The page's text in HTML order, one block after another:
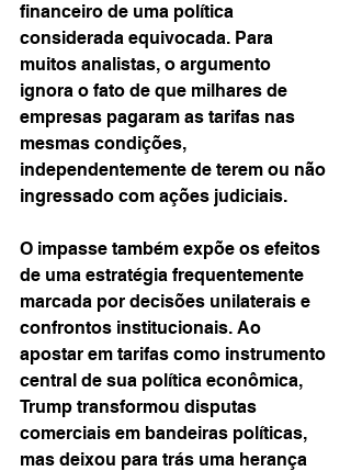
financeiro de uma política
considerada equivocada. Para
muitos analistas, o argumento
ignora o fato de que milhares de
empresas pagaram as tarifas nas
mesmas condições,
independentemente de terem ou não
ingressado com ações judiciais.
O impasse também expõe os efeitos
de uma estratégia frequentemente
marcada por decisões unilaterais e
confrontos institucionais. Ao
apostar em tarifas como instrumento
central de sua política econômica,
Trump transformou disputas
comerciais em bandeiras políticas,
mas deixou para trás uma herança